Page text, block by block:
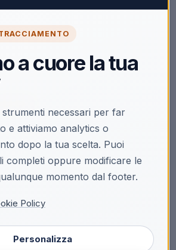
a cuore la tua
strumenti necessari per far
e attiviamo analytics o
dopo la tua scelta. Puoi
completi oppure modificare le
momento dal footer.
Policy
Personalizza
🔒
per vedere i prezzi
e abilitati possono visualizzare i
512GB Nero, 16 cm (6.3"), 2622 x
48 MP, iOS 26, Nero